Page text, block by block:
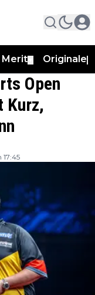
Merit Originale
Open
Kurz,